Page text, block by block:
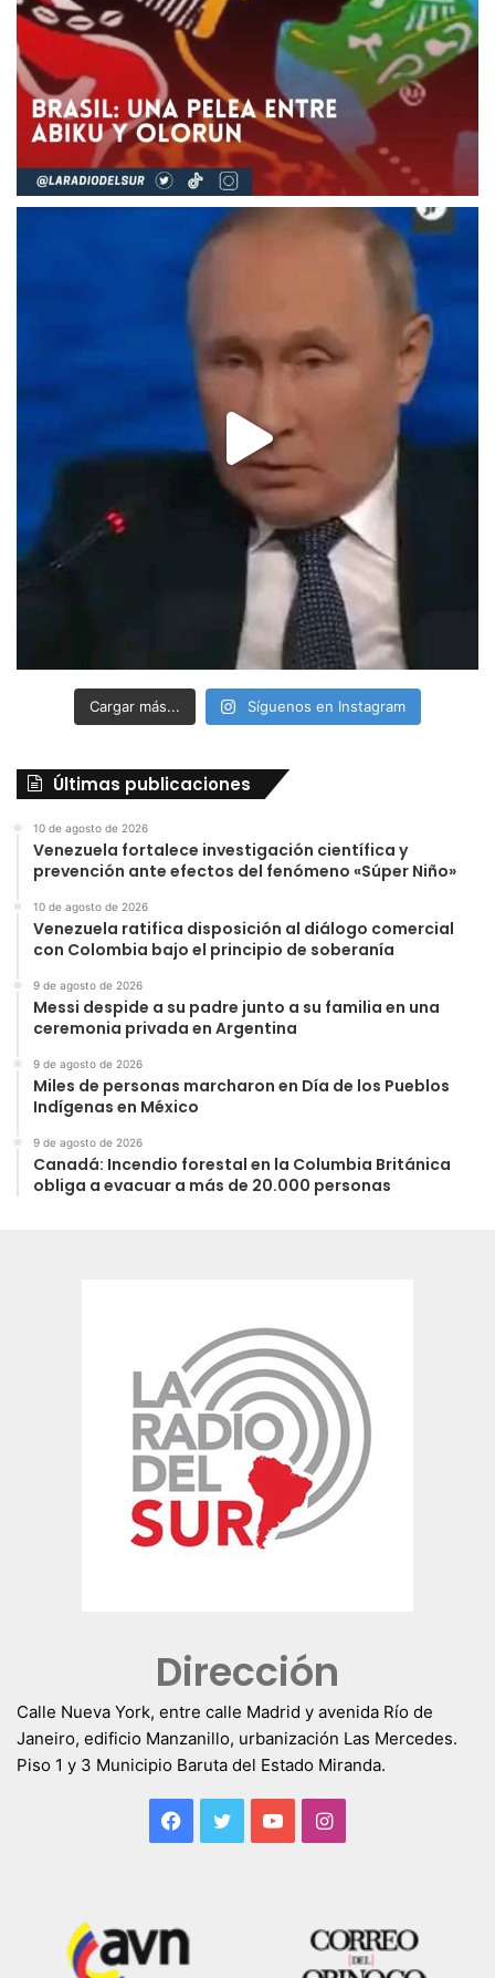
Cargar más... Síguenos en Instagram
Últimas publicaciones
10 de agosto de 2026
Venezuela fortalece investigación científica y
prevención ante efectos del fenómeno «Súper Niño»
10 de agosto de 2026
Venezuela ratifica disposición al diálogo comercial
con Colombia bajo el principio de soberanía
9 de agosto de 2026
Messi despide a su padre junto a su familia en una
ceremonia privada en Argentina
9 de agosto de 2026
Miles de personas marcharon en Día de los Pueblos
Indígenas en México
9 de agosto de 2026
Canadá: Incendio forestal en la Columbia Británica
obliga a evacuar a más de 20.000 personas
Dirección
Calle Nueva York, entre calle Madrid y avenida Río de
Janeiro, edificio Manzanillo, urbanización Las Mercedes.
Piso 1 y 3 Municipio Baruta del Estado Miranda.
Facebook
TwitterYouTubeInstagram